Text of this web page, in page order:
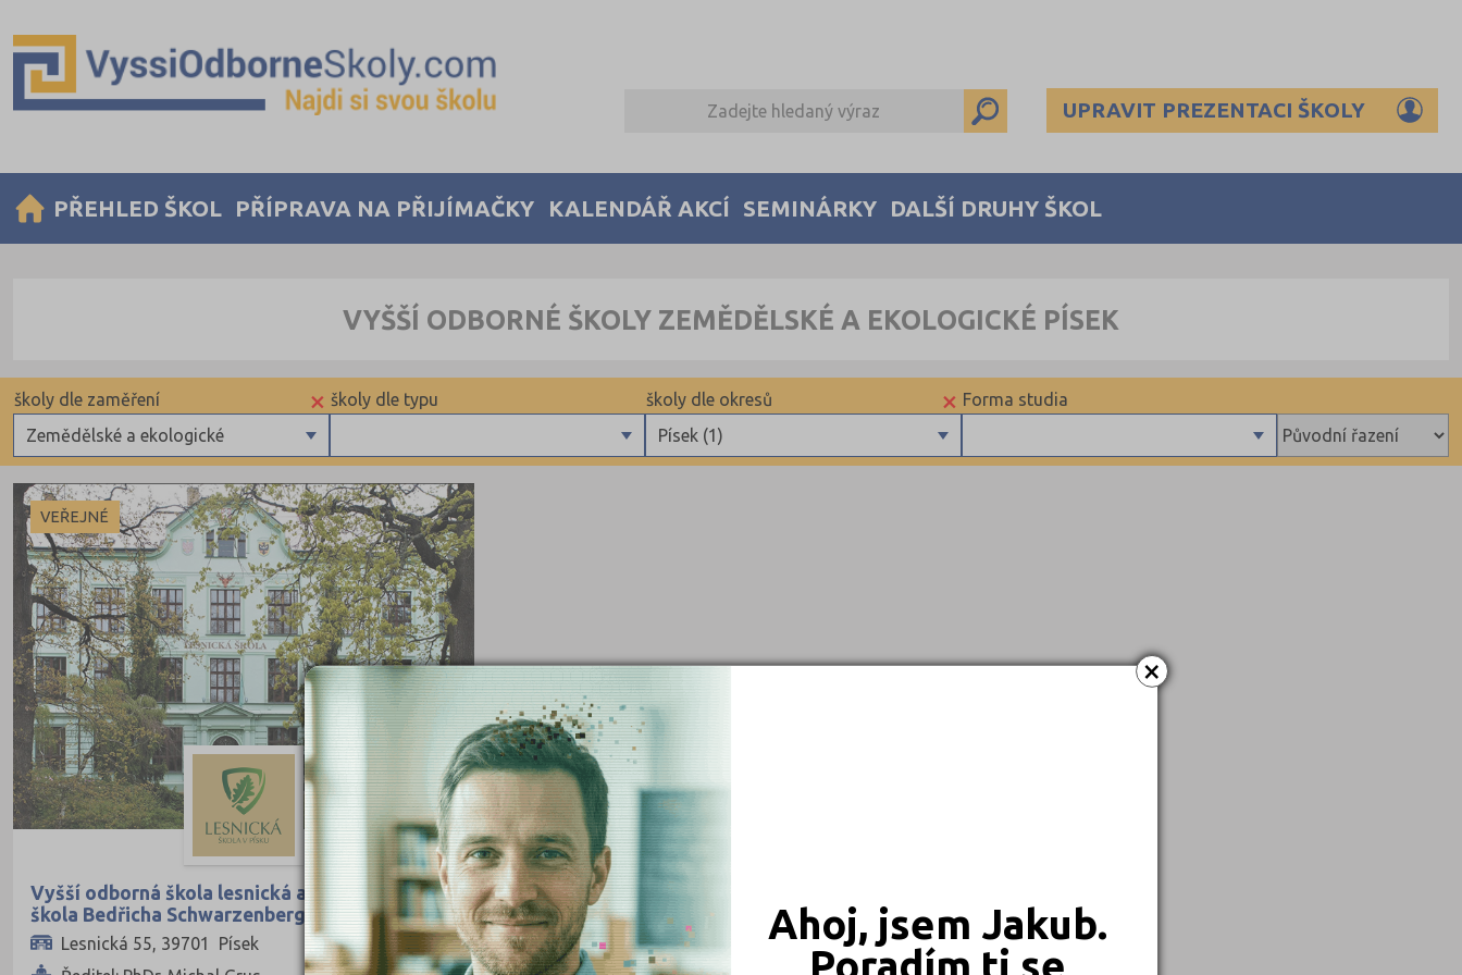
×
Ahoj, jsem Jakub.
Poradím ti se
UPRAVIT PREZENTACI ŠKOLY
PŘEHLED ŠKOL PŘÍPRAVA NA PŘIJÍMAČKY KALENDÁŘ AKCÍ SEMINÁRKY DALŠÍ DRUHY ŠKOL
VYŠŠÍ ODBORNÉ ŠKOLY ZEMĚDĚLSKÉ A EKOLOGICKÉ PÍSEK
Forma studia
×
Písek (1)
školy dle okresů
Ostrava-město (2)
Písek (1)
Plzeň-město (1)
Praha hlavní město (2)
Strakonice (1)
Tábor (1)
Trutnov (1)
Třebíč (1)
školy dle typu
×
Zemědělské a ekologické
školy dle zaměření
Ekonomické
Pedagogické
Informatické
Dopravní
Grafické
Hotelnictví a cestovní ruch
Humanitní
Obchod, podnikání, služby
Policejní a vojenské
Právní
Sportovní
Technické
VEŘEJNÉ
Vyšší odborná škola lesnická a Střední lesnická
škola Bedřicha Schwarzenberga, Písek,
Lesnická 55
Lesnická 55, 39701 Písek